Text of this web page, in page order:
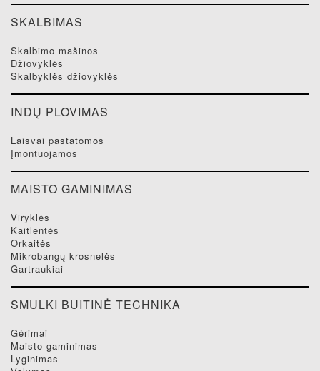
SKALBIMAS
skalbimo mašinos
džiovyklės
skalbyklės džiovyklės
INDŲ PLOVIMAS
laisvai pastatomos
įmontuojamos
MAISTO GAMINIMAS
viryklės
kaitlentės
orkaitės
mikrobangų krosnelės
gartraukiai
SMULKI BUITINĖ TECHNIKA
gėrimai
maisto gaminimas
lyginimas